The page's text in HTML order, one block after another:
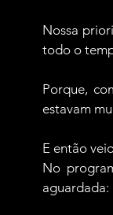
Nossa
todo o
Porque,
estavam
E então
No
aguardada: